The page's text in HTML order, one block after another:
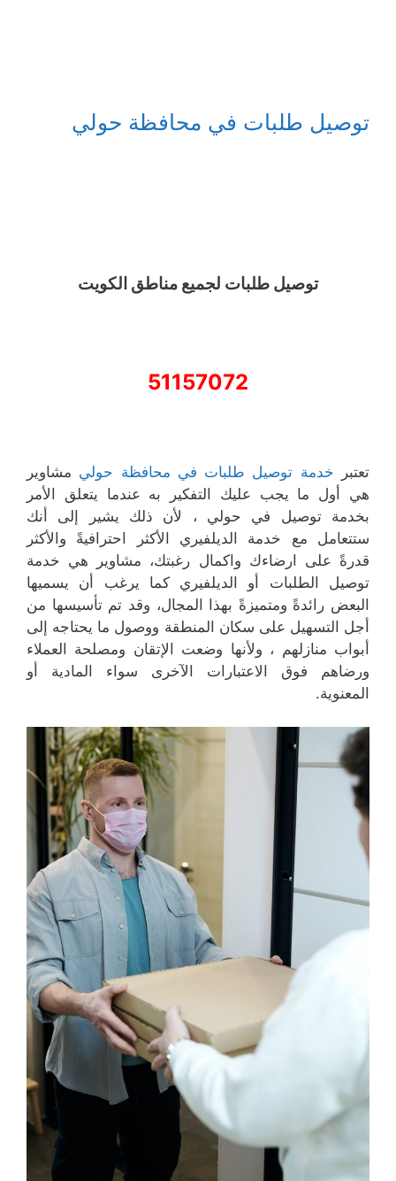
توصيل طلبات في محافظة حولي
توصيل طلبات لجميع مناطق الكويت
51157072
تعتبر خدمة توصيل طلبات في محافظة حولي مشاوير
هي أول ما يجب عليك التفكير به عندما يتعلق الأمر
بخدمة توصيل في حولي ، لأن ذلك يشير إلى أنك
ستتعامل مع خدمة الديلفيري الأكثر احترافيةً والأكثر
قدرةً على ارضاءك واكمال رغبتك، مشاوير هي خدمة
توصيل الطلبات أو الديلفيري كما يرغب أن يسميها
البعض رائدةً ومتميزةً بهذا المجال، وقد تم تأسيسها من
أجل التسهيل على سكان المنطقة ووصول ما يحتاجه إلى
أبواب منازلهم ، ولأنها وضعت الإتقان ومصلحة العملاء
ورضاهم فوق الاعتبارات الآخرى سواء المادية أو
المعنوية.